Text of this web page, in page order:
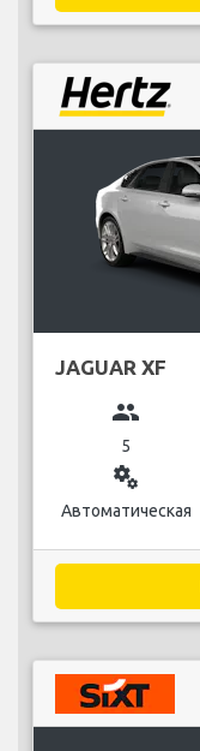
JAGUAR XF
group
5
miscellaneous_services
Автоматическая